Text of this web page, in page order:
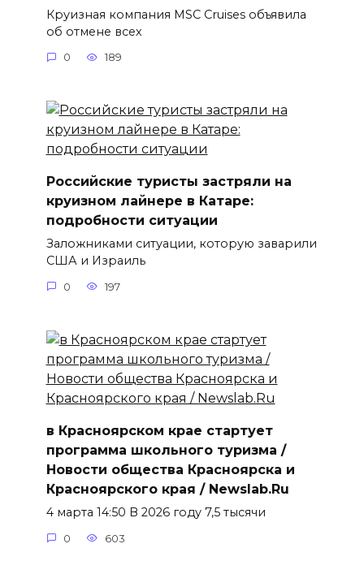
Круизная компания MSC Cruises объявила
об отмене всех
0 189
Российские туристы застряли на
круизном лайнере в Катаре:
подробности ситуации
Заложниками ситуации, которую заварили
США и Израиль
0 197
в Красноярском крае стартует
программа школьного туризма /
Новости общества Красноярска и
Красноярского края / Newslab.Ru
4 марта 14:50 В 2026 году 7,5 тысячи
0 603